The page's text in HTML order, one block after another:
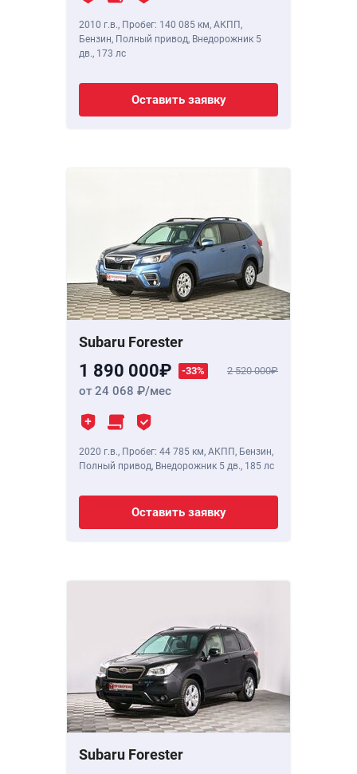
2010 г.в., Пробег: 140 085 км, АКПП,
Бензин, Полный привод, Внедорожник 5
дв., 173 лс
Оставить заявку
Subaru Forester
1 890 000 -33% 2 520 000
от 24 068 /мес
2020 г.в., Пробег: 44 785 км, АКПП, Бензин,
Полный привод, Внедорожник 5 дв., 185 лс
Оставить заявку
Subaru Forester